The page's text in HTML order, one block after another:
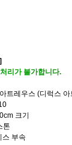
리가 불가합니다.
트레우스 (디럭스
크기
톤
스 부속